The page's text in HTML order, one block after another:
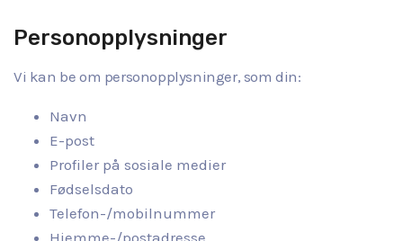
Personopplysninger
Vi kan be om personopplysninger, som din:
Navn
E-post
Profiler på sosiale medier
Fødselsdato
Telefon-/mobilnummer
Hjemme-/postadresse